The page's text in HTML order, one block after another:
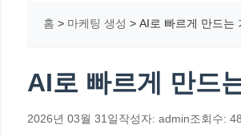
홈 > 마케팅 생성 > AI로 빠르게 만드는
AI로 빠르게 만드
2026년 03월 31일작성자: admin조회수: 48